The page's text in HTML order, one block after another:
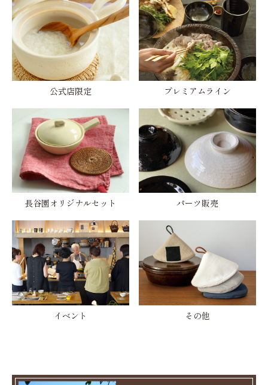
公式店限定 プレミアムライン
長谷園オリジナルセット パーツ販売
イベント その他